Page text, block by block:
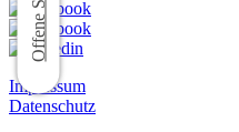
Impressum
Datenschutz